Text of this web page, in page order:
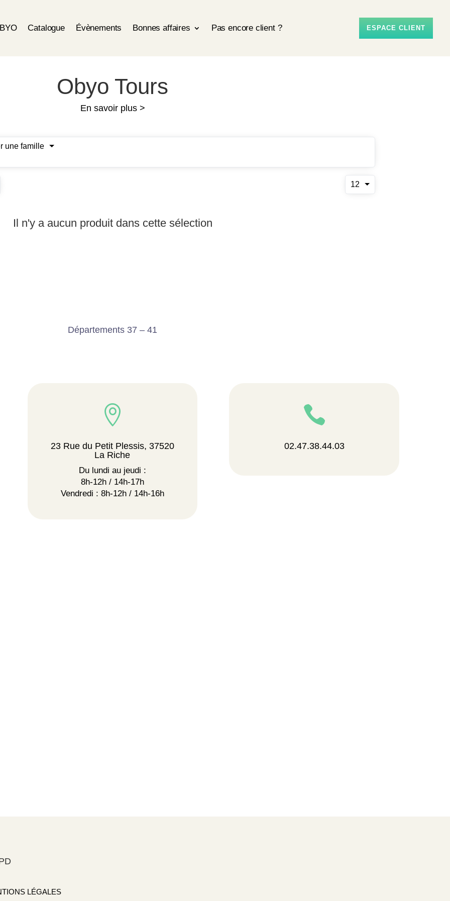
Catalogue Évènements Bonnes affaires Pas encore client ? ESPACE CLIENT
Obyo Tours
En savoir plus >
une famille
12
Il n'y a aucun produit dans cette sélection
Départements 37 – 41

23 Rue du Petit Plessis, 37520
La Riche
Du lundi au jeudi :
8h-12h / 14h-17h
Vendredi : 8h-12h / 14h-16h

02.47.38.44.03
LÉGALES